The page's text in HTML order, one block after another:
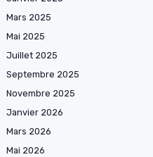
Mars 2025
Mai 2025
Juillet 2025
Septembre 2025
Novembre 2025
Janvier 2026
Mars 2026
Mai 2026